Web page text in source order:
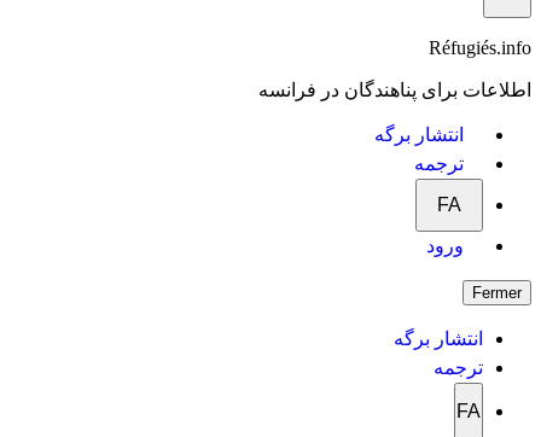
Réfugiés.info
اطلاعات برای پناهندگان در فرانسه
انتشار برگه
ترجمه
FA
ورود
Fermer
انتشار برگه
ترجمه
FA